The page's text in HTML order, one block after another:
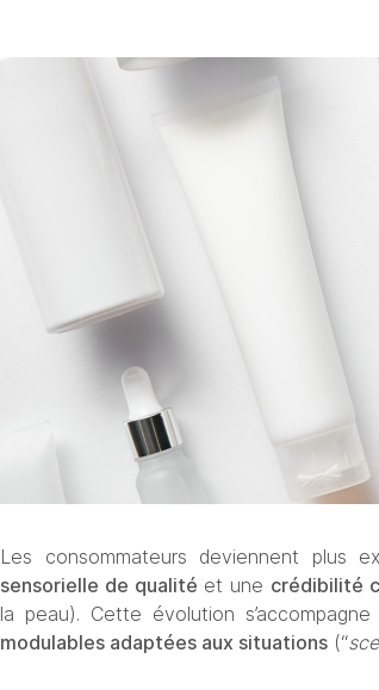
Les consommateurs deviennent plus
sensorielle de qualité et une crédibilité
la peau). Cette évolution
modulables adaptées aux situations (“